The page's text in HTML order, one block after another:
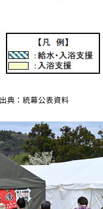
典：統幕公表資料